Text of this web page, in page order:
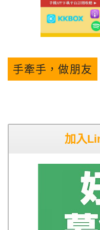
手牽手，做朋友
加入